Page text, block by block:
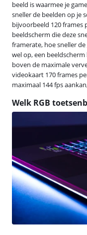
beeld is waarmee je
sneller de beelden op je
bijvoorbeeld 120 frames
beeldscherm die deze
framerate, hoe sneller
wel op, een
boven de maximale
videokaart 170 frames
maximaal 144 fps
Welk RGB